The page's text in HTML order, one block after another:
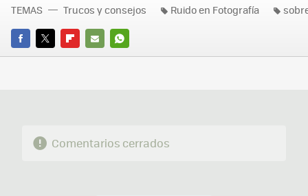
FACEBOOK
TWITTERFLIPBOARD
E-
WHATSAPP
TEMAS Trucos y consejos Ruido en Fotografía
Comentarios cerrados